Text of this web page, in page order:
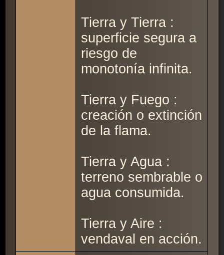
Tierra y Tierra :
superficie segura a
riesgo de
monotonía infinita.
Tierra y Fuego :
creación o extinción
de la flama.
Tierra y Agua :
terreno sembrable o
agua consumida.
Tierra y Aire :
vendaval en acción.